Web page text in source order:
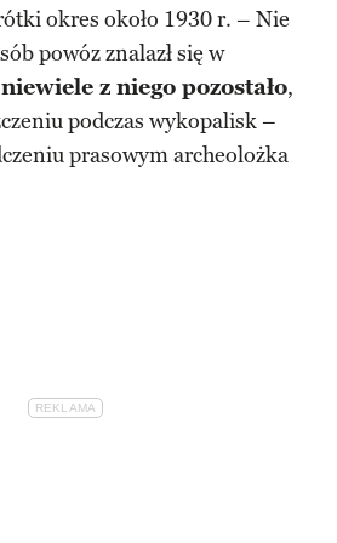
okres około 1930 r. – Nie
powóz znalazł się w
niewiele z niego pozostało,
podczas wykopalisk –
prasowym archeolożka